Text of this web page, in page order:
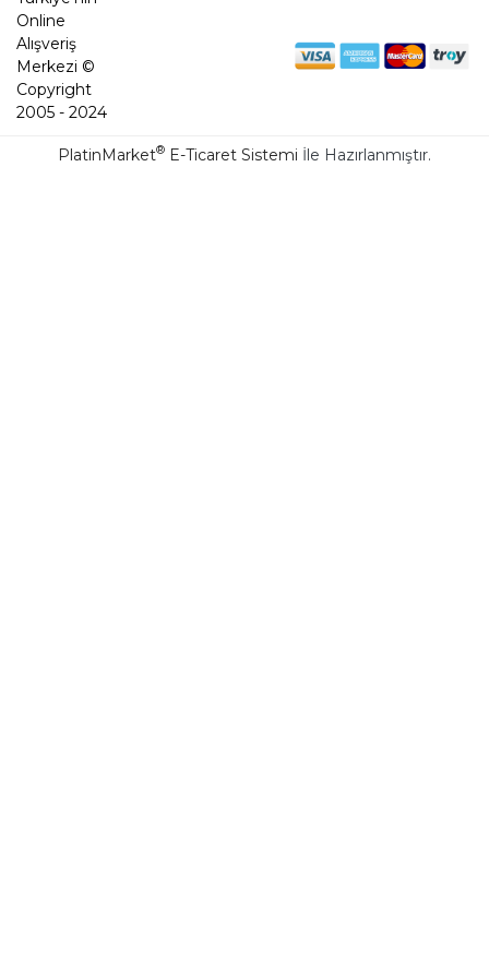
Online
Alışveriş
Merkezi ©
Copyright
2005 - 2024
PlatinMarket® E-Ticaret Sistemi İle Hazırlanmıştır.